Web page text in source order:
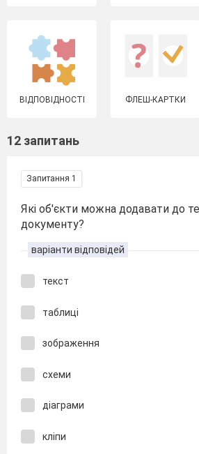
ВІДПОВІДНОСТІ ФЛЕШ-КАРТКИ
12 запитань
Запитання 1
Які об'єкти можна додавати до
документу?
варіанти відповідей
текст
таблиці
зображення
схеми
діаграми
кліпи